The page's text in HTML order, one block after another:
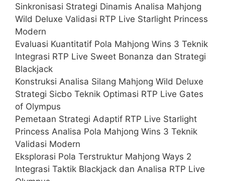
Sinkronisasi Strategi Dinamis Analisa Mahjong
Wild Deluxe Validasi RTP Live Starlight Princess
Modern
Evaluasi Kuantitatif Pola Mahjong Wins 3 Teknik
Integrasi RTP Live Sweet Bonanza dan Strategi
Blackjack
Konstruksi Analisa Silang Mahjong Wild Deluxe
Strategi Sicbo Teknik Optimasi RTP Live Gates
of Olympus
Pemetaan Strategi Adaptif RTP Live Starlight
Princess Analisa Pola Mahjong Wins 3 Teknik
Validasi Modern
Eksplorasi Pola Terstruktur Mahjong Ways 2
Integrasi Taktik Blackjack dan Analisa RTP Live